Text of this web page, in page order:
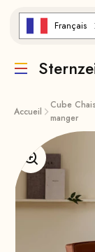
Français
Traduction
Accueil
Cube
manger
Agrandir l'image